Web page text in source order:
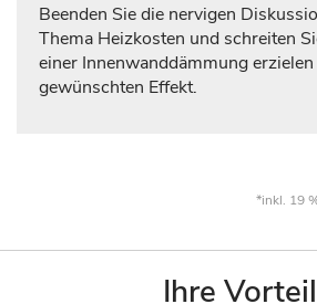
Beenden Sie die nervigen
Thema Heizkosten und schreiten
einer Innenwanddämmung
gewünschten Effekt.
*inkl. 19
Ihre